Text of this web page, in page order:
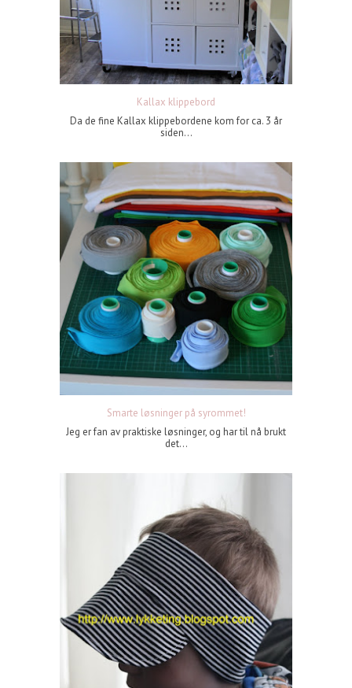
Kallax klippebord
Da de fine Kallax klippebordene kom for ca. 3 år
siden...
Smarte løsninger på syrommet!
Jeg er fan av praktiske løsninger, og har til nå brukt
det...